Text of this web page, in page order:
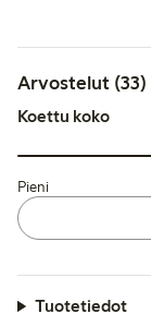
Arvostelut (33)
Koettu koko
Pieni
Tuotetiedot